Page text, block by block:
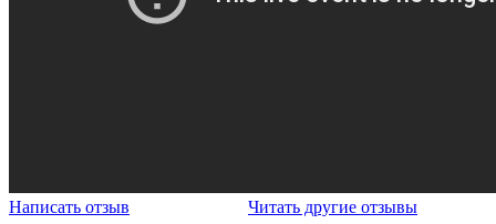
Написать отзыв Читать другие отзывы